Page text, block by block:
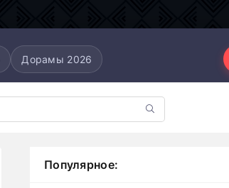
Дорамы 2026
Популярное: